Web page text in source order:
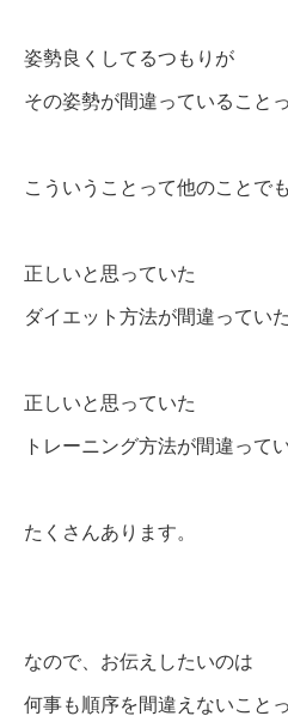
姿勢良くしてるつもりが
その姿勢が間違っていること
こういうことって他のことで
正しいと思っていた
ダイエット方法が間違っていた
正しいと思っていた
トレーニング方法が間違って
たくさんあります。
なので、お伝えしたいのは
何事も順序を間違えないこと